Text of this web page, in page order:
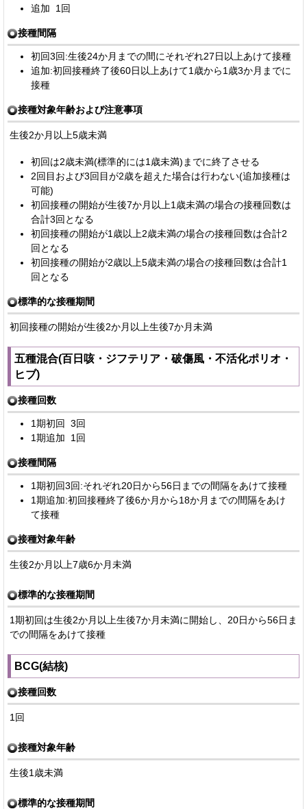
追加 1回
接種間隔
初回3回:生後24か月までの間にそれぞれ27日以上あけて接種
追加:初回接種終了後60日以上あけて1歳から1歳3か月までに
接種
接種対象年齢および注意事項
生後2か月以上5歳未満
初回は2歳未満(標準的には1歳未満)までに終了させる
2回目および3回目が2歳を超えた場合は行わない(追加接種は
可能)
初回接種の開始が生後7か月以上1歳未満の場合の接種回数は
合計3回となる
初回接種の開始が1歳以上2歳未満の場合の接種回数は合計2
回となる
初回接種の開始が2歳以上5歳未満の場合の接種回数は合計1
回となる
標準的な接種期間
初回接種の開始が生後2か月以上生後7か月未満
五種混合(百日咳・ジフテリア・破傷風・不活化ポリオ・
ヒブ)
接種回数
1期初回 3回
1期追加 1回
接種間隔
1期初回3回:それぞれ20日から56日までの間隔をあけて接種
1期追加:初回接種終了後6か月から18か月までの間隔をあけ
て接種
接種対象年齢
生後2か月以上7歳6か月未満
標準的な接種期間
1期初回は生後2か月以上生後7か月未満に開始し、20日から56日ま
での間隔をあけて接種
BCG(結核)
接種回数
1回
接種対象年齢
生後1歳未満
標準的な接種期間